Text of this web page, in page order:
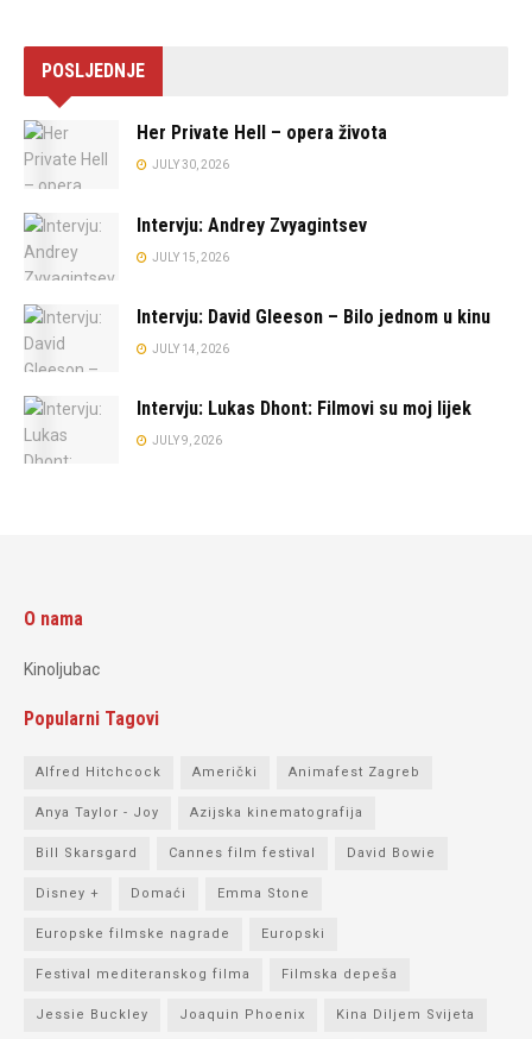
POSLJEDNJE
Her Private Hell – opera života
JULY 30, 2026
Intervju: Andrey Zvyagintsev
JULY 15, 2026
Intervju: David Gleeson – Bilo jednom u kinu
JULY 14, 2026
Intervju: Lukas Dhont: Filmovi su moj lijek
JULY 9, 2026
O nama
Kinoljubac
Popularni Tagovi
Alfred Hitchcock Američki Animafest Zagreb
Anya Taylor - Joy Azijska kinematografija
Bill Skarsgard Cannes film festival David Bowie
Disney + Domaći Emma Stone
Europske filmske nagrade Europski
Festival mediteranskog filma Filmska depeša
Jessie Buckley Joaquin Phoenix Kina Diljem Svijeta